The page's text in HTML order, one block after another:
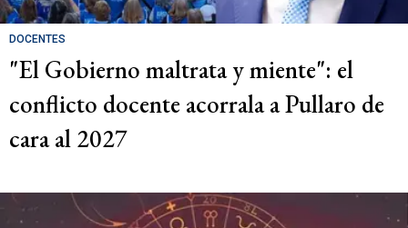
DOCENTES
"El Gobierno maltrata y miente": el
conflicto docente acorrala a Pullaro de
cara al 2027